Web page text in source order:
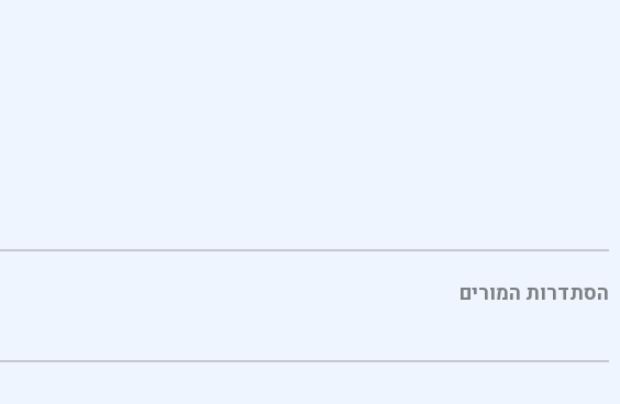
הסתדרות המורים